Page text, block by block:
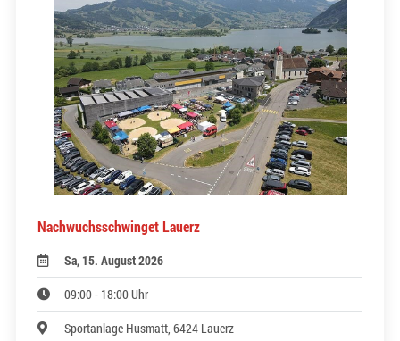
Nachwuchsschwinget Lauerz
Sa, 15. August 2026
09:00 - 18:00 Uhr
Sportanlage Husmatt, 6424 Lauerz